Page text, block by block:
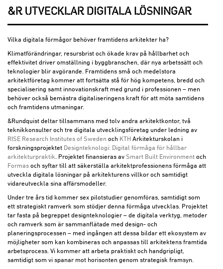
&R UTVECKLAR DIGITALA LÖSNINGAR
Vilka digitala förmågor behöver framtidens arkitekter ha?
Klimatförändringar, resursbrist och ökade krav på hållbarhet och
effektivitet driver omställning i byggbranschen, där nya arbetssätt och
teknologier blir avgörande. Framtidens små och medelstora
arkitektföretag kommer att fortsätta stå för hög kompetens, bredd och
specialisering samt innovationskraft med grund i professionen – men
behöver också bemästra digitaliseringens kraft för att möta samtidens
och framtidens utmaningar.
&Rundquist deltar tillsammans med tolv andra arkitektkontor, två
teknikkonsulter och tre digitala utvecklingsföretag under ledning av
RISE Research Institutes of Sweden och KTHArkitekturskolan i
forskningsprojektet Designteknologi: Digital förmåga för hållbar
arkitekturpraktik. Projektet finansieras av Smart Built Environmentoch
Formasoch syftar till att säkerställa arkitektprofessionens förmåga att
utveckla digitala lösningar på arkitekturens villkor och samtidigt
vidareutveckla sina affärsmodeller.
Under tre års tid kommer sex pilotstudier genomföras, samtidigt som
ett strategiskt ramverk som stödjer denna förmåga utvecklas. Projektet
tar fasta på begreppet designteknologier – de digitala verktyg, metoder
och ramverk som är sammanflätade med design- och
planeringsprocessen – med ingången att dessa bildar ett ekosystem av
möjligheter som kan kombineras och anpassas till arkitektens framtida
arbetsprocess. Vi kommer att arbeta praktiskt och handgripligt,
samtidigt som vi spanar mot horisonten genom strategisk framsyn.